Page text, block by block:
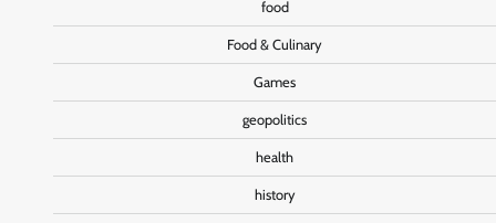
food
Food & Culinary
Games
geopolitics
health
history